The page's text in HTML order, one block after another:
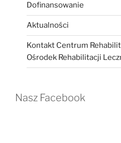
Dofinansowanie
Aktualności
Kontakt Centrum
Ośrodek Rehabilitacji
Nasz Facebook